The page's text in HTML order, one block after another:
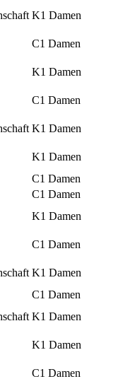
K1 Damen
C1 Damen
K1 Damen
C1 Damen
K1 Damen
K1 Damen
C1 Damen
C1 Damen
K1 Damen
C1 Damen
K1 Damen
C1 Damen
K1 Damen
K1 Damen
C1 Damen